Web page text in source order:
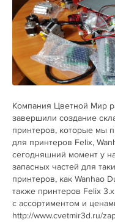
Компания Цветной Мир
завершили создание
принтеров, которые мы
для принтеров Felix,
сегодняшний момент у
запасных частей для
принтеров, как Wanhao
также принтеров Felix
с ассортиментом и
http://www.cvetmir3d.ru/